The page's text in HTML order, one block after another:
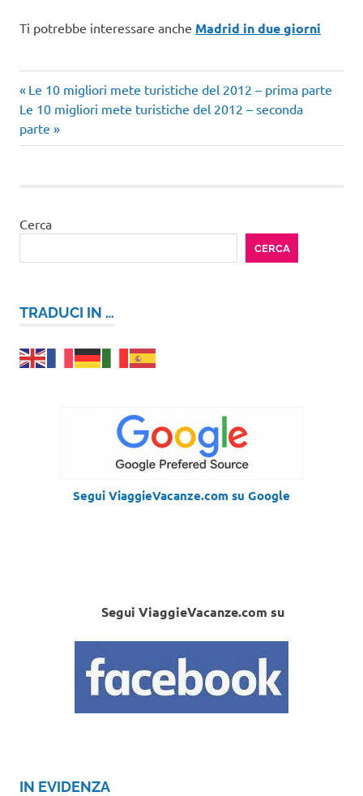
Ti potrebbe interessare anche Madrid in due giorni
fare
cosa
Navigazione
articoli
Articolo
precedente:
Le 10 migliori mete turistiche del 2012 – prima parte
Articolo
successivo:
Le 10 migliori mete turistiche del 2012 – seconda
parte
Cerca
CERCA
TRADUCI IN …
Segui ViaggieVacanze.com su Google
Segui ViaggieVacanze.com su
IN EVIDENZA